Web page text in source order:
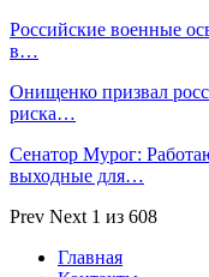
Российские военные
в…
Онищенко призвал
риска…
Сенатор Мурог:
выходные для…
Prev Next 1 из 608
Главная